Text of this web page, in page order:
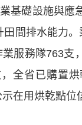
礎設施與應
間排水能力
服務隊763支
全省已購置
在用烘乾點